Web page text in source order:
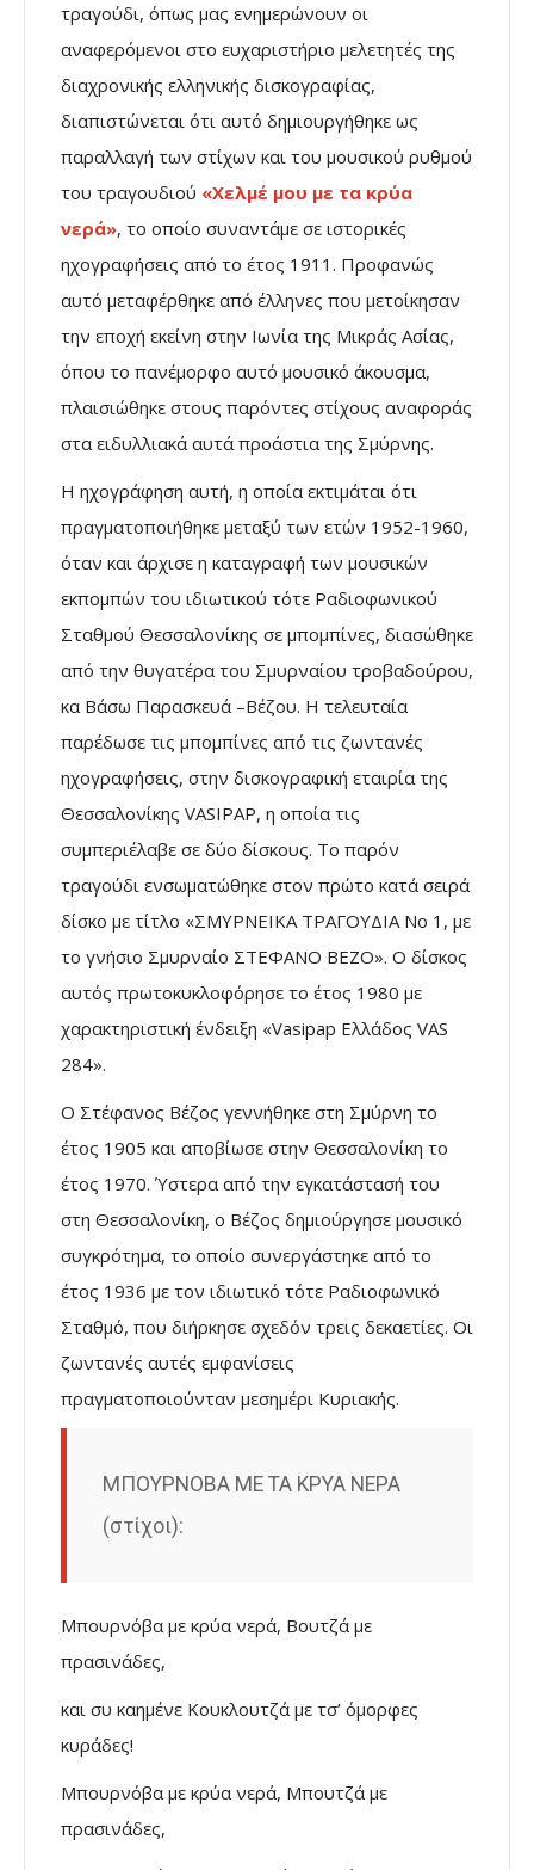
τραγούδι, όπως μας ενημερώνουν οι
αναφερόμενοι στο ευχαριστήριο μελετητές της
διαχρονικής ελληνικής δισκογραφίας,
διαπιστώνεται ότι αυτό δημιουργήθηκε ως
παραλλαγή των στίχων και του μουσικού ρυθμού
του τραγουδιού «Χελμέ μου με τα κρύα
νερά», το οποίο συναντάμε σε ιστορικές
ηχογραφήσεις από το έτος 1911. Προφανώς
αυτό μεταφέρθηκε από έλληνες που μετοίκησαν
την εποχή εκείνη στην Ιωνία της Μικράς Ασίας,
όπου το πανέμορφο αυτό μουσικό άκουσμα,
πλαισιώθηκε στους παρόντες στίχους αναφοράς
στα ειδυλλιακά αυτά προάστια της Σμύρνης.
Η ηχογράφηση αυτή, η οποία εκτιμάται ότι
πραγματοποιήθηκε μεταξύ των ετών 1952-1960,
όταν και άρχισε η καταγραφή των μουσικών
εκπομπών του ιδιωτικού τότε Ραδιοφωνικού
Σταθμού Θεσσαλονίκης σε μπομπίνες, διασώθηκε
από την θυγατέρα του Σμυρναίου τροβαδούρου,
κα Βάσω Παρασκευά –Βέζου. Η τελευταία
παρέδωσε τις μπομπίνες από τις ζωντανές
ηχογραφήσεις, στην δισκογραφική εταιρία της
Θεσσαλονίκης VASIPAP, η οποία τις
συμπεριέλαβε σε δύο δίσκους. Το παρόν
τραγούδι ενσωματώθηκε στον πρώτο κατά σειρά
δίσκο με τίτλο «ΣΜΥΡΝΕΙΚΑ ΤΡΑΓΟΥΔΙΑ No 1, με
το γνήσιο Σμυρναίο ΣΤΕΦΑΝΟ ΒΕΖΟ». Ο δίσκος
αυτός πρωτοκυκλοφόρησε το έτος 1980 με
χαρακτηριστική ένδειξη «Vasipap Ελλάδος VAS
284».
Ο Στέφανος Βέζος γεννήθηκε στη Σμύρνη το
έτος 1905 και αποβίωσε στην Θεσσαλονίκη το
έτος 1970. Ύστερα από την εγκατάστασή του
στη Θεσσαλονίκη, ο Βέζος δημιούργησε μουσικό
συγκρότημα, το οποίο συνεργάστηκε από το
έτος 1936 με τον ιδιωτικό τότε Ραδιοφωνικό
Σταθμό, που διήρκησε σχεδόν τρεις δεκαετίες. Οι
ζωντανές αυτές εμφανίσεις
πραγματοποιούνταν μεσημέρι Κυριακής.
ΜΠΟΥΡΝΟΒΑ ΜΕ ΤΑ ΚΡΥΑ ΝΕΡΑ
(στίχοι):
Μπουρνόβα με κρύα νερά, Βουτζά με
πρασινάδες,
και συ καημένε Κουκλουτζά με τσ’ όμορφες
κυράδες!
Μπουρνόβα με κρύα νερά, Μπουτζά με
πρασινάδες,